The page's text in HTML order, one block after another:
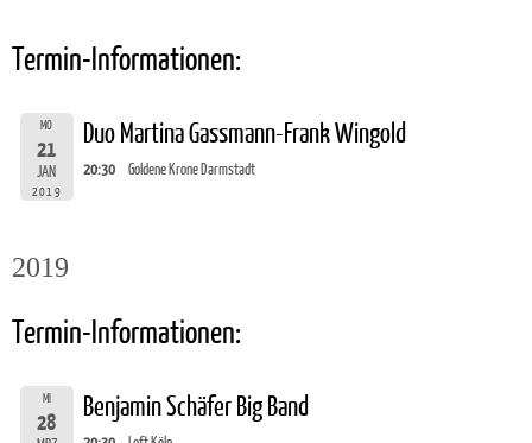
Termin-Informationen:
MO
21
JAN
2019
Duo Martina Gassmann-Frank Wingold
20:30 Goldene Krone Darmstadt
2019
Termin-Informationen:
MI
28
Benjamin Schäfer Big Band